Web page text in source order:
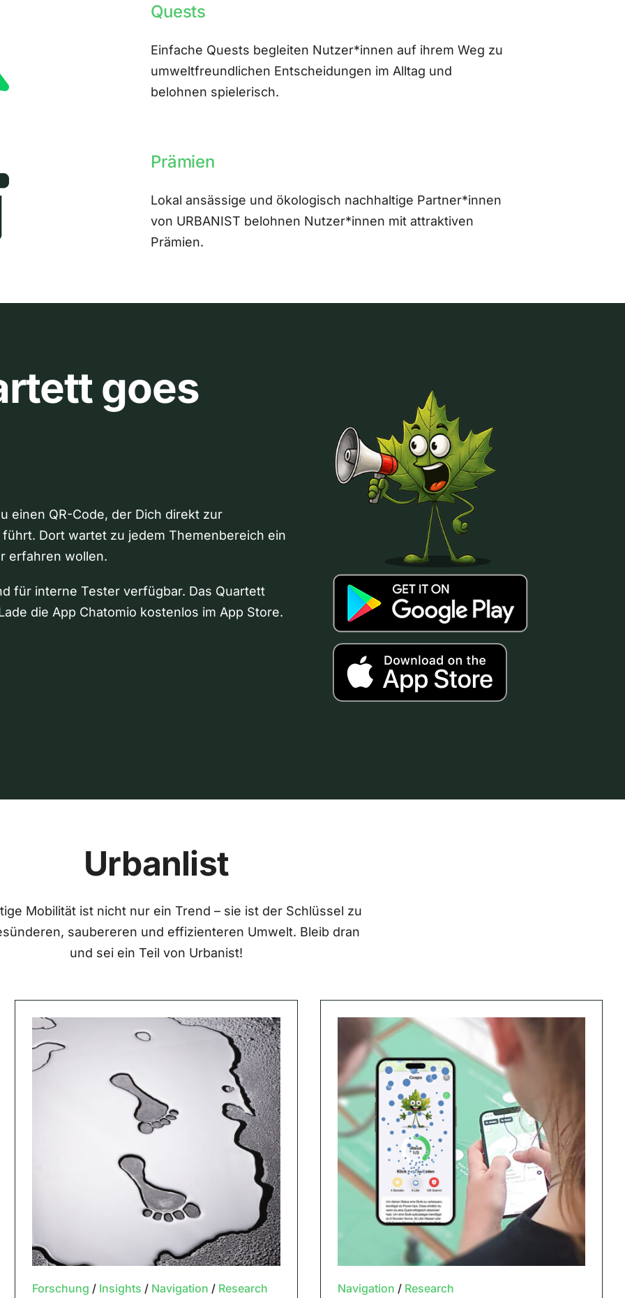
Quests
Einfache Quests begleiten Nutzer*innen auf ihrem Weg zu
umweltfreundlichen Entscheidungen im Alltag und
belohnen spielerisch.
Prämien
Lokal ansässige und ökologisch nachhaltige Partner*innen
von URBANIST belohnen Nutzer*innen mit attraktiven
Prämien.
goes
einen QR-Code, der Dich direkt zur
Dort wartet zu jedem Themenbereich ein
erfahren wollen.
für interne Tester verfügbar. Das Quartett
die App Chatomio kostenlos im App Store.
Urbanlist
Mobilität ist nicht nur ein Trend – sie ist der Schlüssel zu
saubereren und effizienteren Umwelt. Bleib dran
und sei ein Teil von Urbanist!
Forschung / Insights / Navigation / Research Navigation / Research